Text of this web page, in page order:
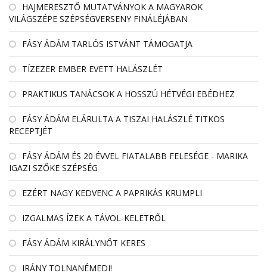
HAJMERESZTŐ MUTATVÁNYOK A MAGYAROK
VILÁGSZÉPE SZÉPSÉGVERSENY FINÁLÉJÁBAN
FÁSY ÁDÁM TARLÓS ISTVÁNT TÁMOGATJA
TÍZEZER EMBER EVETT HALÁSZLÉT
PRAKTIKUS TANÁCSOK A HOSSZÚ HÉTVÉGI EBÉDHEZ
FÁSY ÁDÁM ELÁRULTA A TISZAI HALÁSZLÉ TITKOS
RECEPTJÉT
FÁSY ÁDÁM ÉS 20 ÉVVEL FIATALABB FELESÉGE - MARIKA
IGAZI SZŐKE SZÉPSÉG
EZÉRT NAGY KEDVENC A PAPRIKÁS KRUMPLI
IZGALMAS ÍZEK A TÁVOL-KELETRŐL
FÁSY ÁDÁM KIRÁLYNŐT KERES
IRÁNY TOLNANÉMEDI!